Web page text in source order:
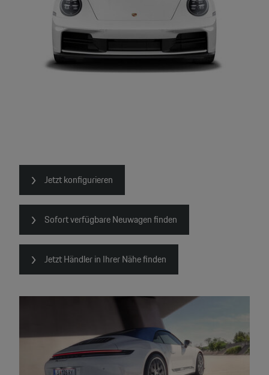
Jetzt konfigurieren
Sofort verfügbare Neuwagen finden
Jetzt Händler in Ihrer Nähe finden